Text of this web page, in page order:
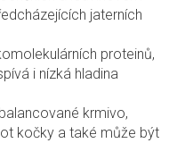
jaterních
proteinů,
i nízká hladina
krmivo,
kočky a také může být